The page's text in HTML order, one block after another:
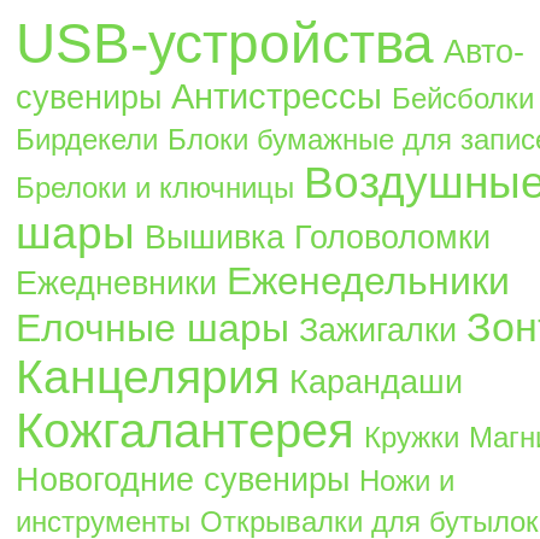
USB-устройства Авто-
сувениры Антистрессы Бейсболки
Бирдекели Блоки бумажные для
Брелоки и ключницы
шары Вышивка Головоломки
Ежедневники Еженедельники
Елочные шары Зажигалки
Канцелярия Карандаши
Кожгалантерея Кружки
Новогодние сувениры Ножи и
инструменты Открывалки для бутылок